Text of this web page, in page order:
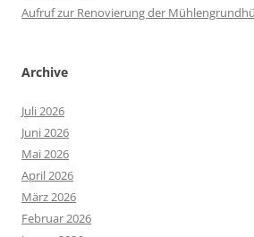
Aufruf zur Renovierung der
Archive
Juli 2026
Juni 2026
Mai 2026
April 2026
März 2026
Februar 2026